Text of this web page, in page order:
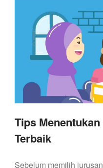
Tips
Terbaik
Sebelum memilih